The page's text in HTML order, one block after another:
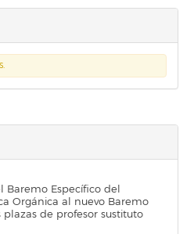
Específico del
Orgánica al nuevo Baremo
de profesor sustituto